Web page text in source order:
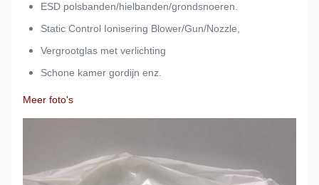
ESD polsbanden/hielbanden/grondsnoeren.
Static Control Ionisering Blower/Gun/Nozzle,
Vergrootglas met verlichting
Schone kamer gordijn enz.
Meer foto's